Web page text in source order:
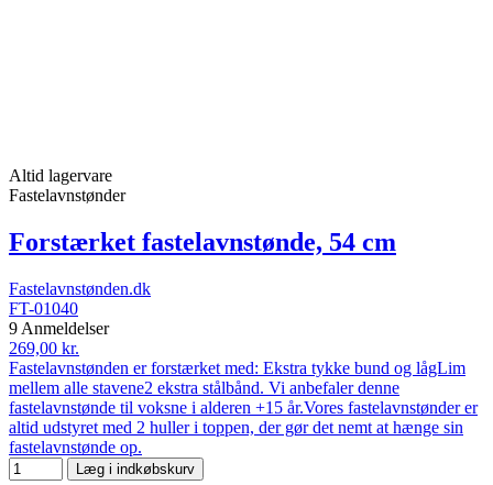
Altid lagervare
Fastelavnstønder
Forstærket fastelavnstønde, 54 cm
Fastelavnstønden.dk
FT-01040
9 Anmeldelser
269,00 kr.
Fastelavnstønden er forstærket med: Ekstra tykke bund og lågLim
mellem alle stavene2 ekstra stålbånd. Vi anbefaler denne
fastelavnstønde til voksne i alderen +15 år.Vores fastelavnstønder er
altid udstyret med 2 huller i toppen, der gør det nemt at hænge sin
fastelavnstønde op.
Læg i indkøbskurv